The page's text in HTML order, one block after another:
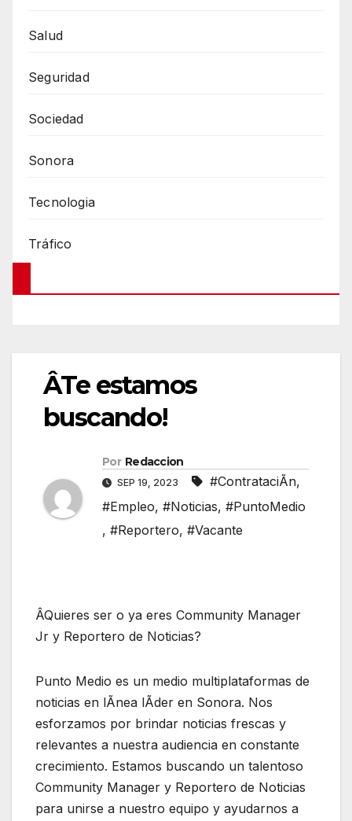
Salud
Seguridad
Sociedad
Sonora
Tecnologia
Tráfico
ÂTe estamos
buscando!
Por Redaccion
SEP 19, 2023 #ContrataciÃn,
#Empleo, #Noticias, #PuntoMedio
, #Reportero, #Vacante
ÂQuieres ser o ya eres Community Manager
Jr y Reportero de Noticias?
Punto Medio es un medio multiplataformas de
noticias en lÃnea lÃder en Sonora. Nos
esforzamos por brindar noticias frescas y
relevantes a nuestra audiencia en constante
crecimiento. Estamos buscando un talentoso
Community Manager y Reportero de Noticias
para unirse a nuestro equipo y ayudarnos a